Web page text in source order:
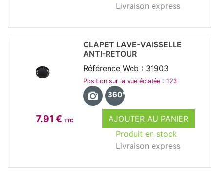
Livraison express
7.91 € TTC
AJOUTER AU PANIER
Produit en stock
Livraison express
CLAPET LAVE-VAISSELLE
ANTI-RETOUR
Référence Web : 31903
Position sur la vue éclatée : 123
360°